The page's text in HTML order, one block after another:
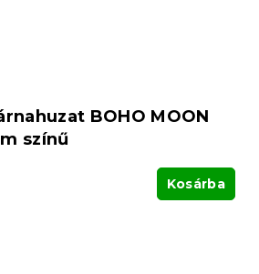
BOHO MOON
színű
Kosárba